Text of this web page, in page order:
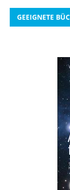
GEEIGNETE